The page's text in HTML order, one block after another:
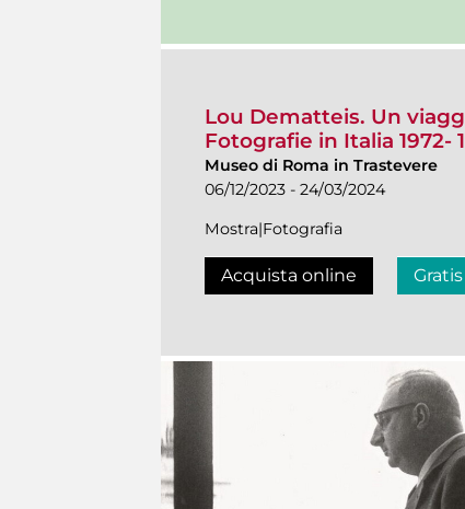
Lou Dematteis. Un
Fotografie in Italia 1972-
Museo di Roma in Trastevere
06/12/2023 - 24/03/2024
Mostra|Fotografia
Acquista online